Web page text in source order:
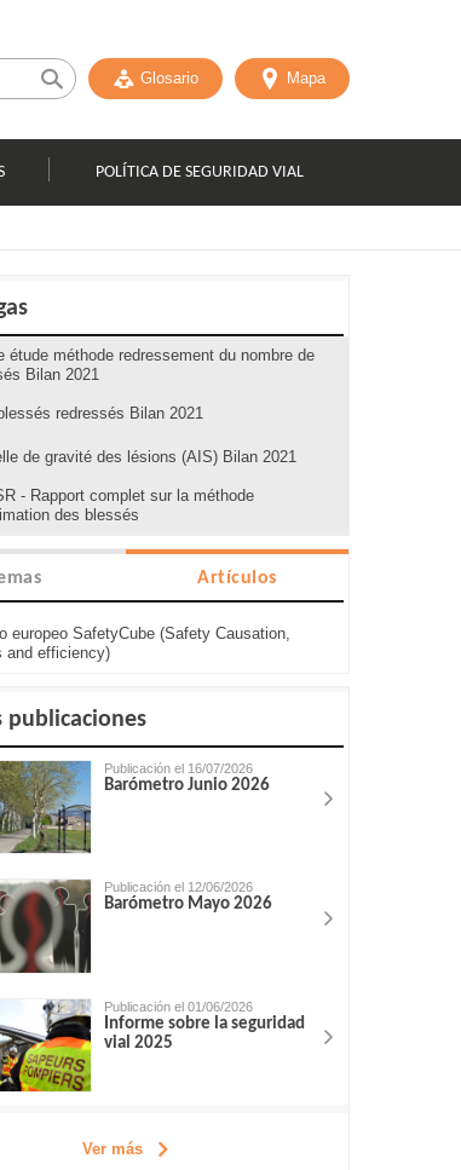
Glosario Mapa
POLÍTICA DE SEGURIDAD VIAL
étude méthode redressement du nombre de
Bilan 2021
redressés Bilan 2021
de gravité des lésions (AIS) Bilan 2021
- Rapport complet sur la méthode
des blessés
Artículos
europeo SafetyCube (Safety Causation,
and efficiency)
publicaciones
Publicación el 16/07/2026
Barómetro Junio 2026
Publicación el 12/06/2026
Barómetro Mayo 2026
Publicación el 01/06/2026
Informe sobre la seguridad
vial 2025
Ver más